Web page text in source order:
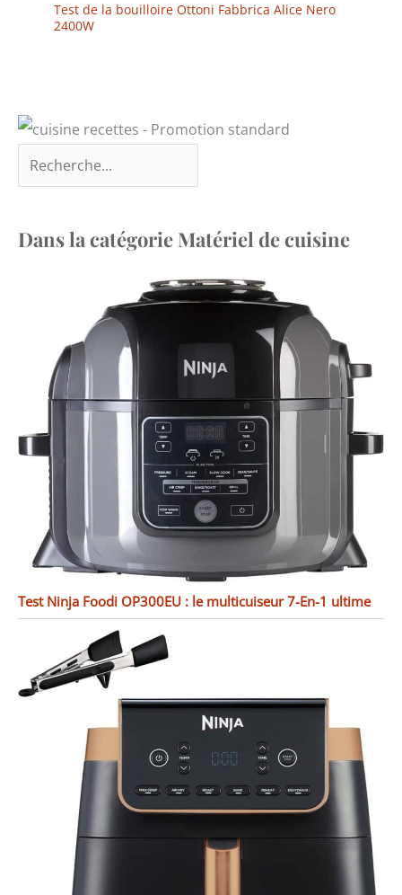
Test de la bouilloire Ottoni Fabbrica Alice Nero
2400W
Dans la catégorie Matériel de cuisine
Test Ninja Foodi OP300EU : le multicuiseur 7-En-1 ultime